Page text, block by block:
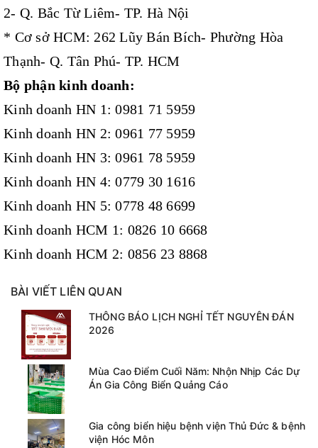
2- Q. Bắc Từ Liêm- TP. Hà Nội
* Cơ sở HCM: 262 Lũy Bán Bích- Phường Hòa
Thạnh- Q. Tân Phú- TP. HCM
Bộ phận kinh doanh:
Kinh doanh HN 1: 0981 71 5959
Kinh doanh HN 2: 0961 77 5959
Kinh doanh HN 3: 0961 78 5959
Kinh doanh HN 4: 0779 30 1616
Kinh doanh HN 5: 0778 48 6699
Kinh doanh HCM 1: 0826 10 6668
Kinh doanh HCM 2: 0856 23 8868
BÀI VIẾT LIÊN QUAN
THÔNG BÁO LỊCH NGHỈ TẾT NGUYÊN ĐÁN
2026
Mùa Cao Điểm Cuối Năm: Nhộn Nhịp Các Dự
Án Gia Công Biển Quảng Cáo
Gia công biển hiệu bệnh viện Thủ Đức & bệnh
viện Hóc Môn